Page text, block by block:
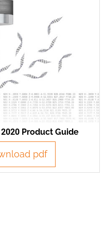
Product Guide
pdf